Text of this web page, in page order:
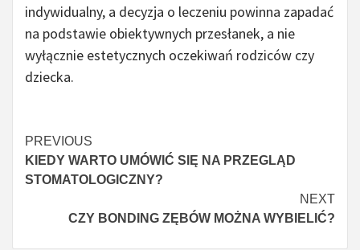
indywidualny, a decyzja o leczeniu powinna zapadać
na podstawie obiektywnych przesłanek, a nie
wyłącznie estetycznych oczekiwań rodziców czy
dziecka.
Czytaj
więcej
PREVIOUS
KIEDY WARTO UMÓWIĆ SIĘ NA PRZEGLĄD
STOMATOLOGICZNY?
NEXT
CZY BONDING ZĘBÓW MOŻNA WYBIELIĆ?